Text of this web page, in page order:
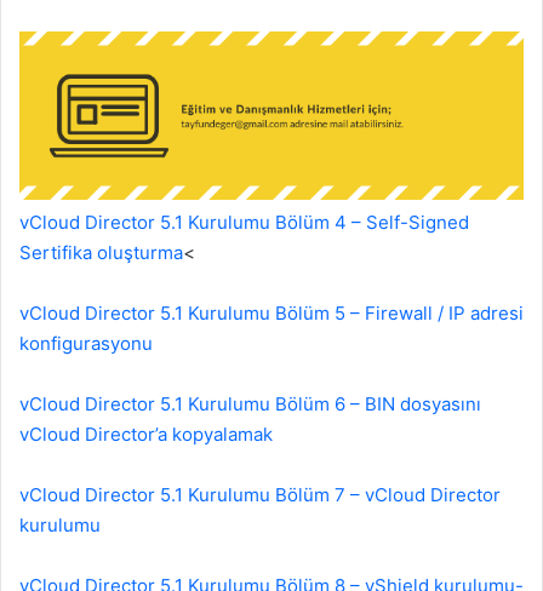
vCloud Director 5.1 Kurulumu Bölüm 4 – Self-Signed
Sertifika oluşturma<
vCloud Director 5.1 Kurulumu Bölüm 5 – Firewall / IP adresi
konfigurasyonu
vCloud Director 5.1 Kurulumu Bölüm 6 – BIN dosyasını
vCloud Director’a kopyalamak
vCloud Director 5.1 Kurulumu Bölüm 7 – vCloud Director
kurulumu
vCloud Director 5.1 Kurulumu Bölüm 8 – vShield kurulumu-